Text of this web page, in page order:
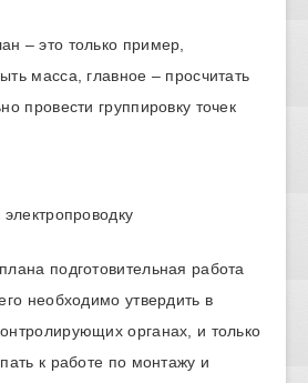
– это только пример,
масса, главное – просчитать
провести группировку точек
электропроводку
подготовительная работа
необходимо утвердить в
органах, и только
к работе по монтажу и